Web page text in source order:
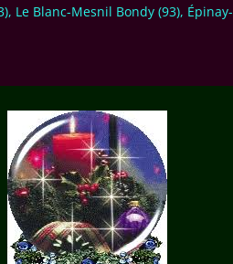
Le Blanc-Mesnil Bondy (93), Épinay-